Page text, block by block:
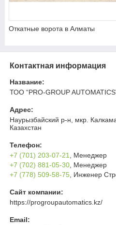
Откатные ворота в Алматы
Контактная информация
Название:
ТОО “PRO-GROUP
Адрес:
Наурызбайский р-н, мкр.
Казахстан
Телефон:
+7 (701) 203-07-21
, Менеджер
+7 (702) 881-05-30 , Менеджер
+7 (778) 509-58-75 , Инженер
Сайт компании:
https://progroupautomatics.kz/
Email: